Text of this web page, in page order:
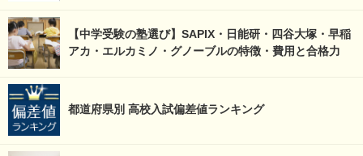
【中学受験の塾選び】SAPIX・日能研・四谷大塚・早稲
アカ・エルカミノ・グノーブルの特徴・費用と合格力
都道府県別 高校入試偏差値ランキング